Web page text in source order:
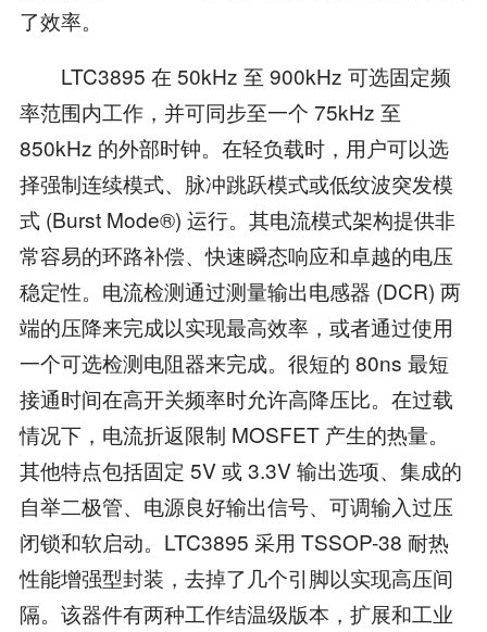
了效率。
LTC3895 在 50kHz 至 900kHz 可选固定频
率范围内工作，并可同步至一个 75kHz 至
850kHz 的外部时钟。在轻负载时，用户可以选
择强制连续模式、脉冲跳跃模式或低纹波突发模
式 (Burst Mode®) 运行。其电流模式架构提供非
常容易的环路补偿、快速瞬态响应和卓越的电压
稳定性。电流检测通过测量输出电感器 (DCR) 两
端的压降来完成以实现最高效率，或者通过使用
一个可选检测电阻器来完成。很短的 80ns 最短
接通时间在高开关频率时允许高降压比。在过载
情况下，电流折返限制 MOSFET 产生的热量。
其他特点包括固定 5V 或 3.3V 输出选项、集成的
自举二极管、电源良好输出信号、可调输入过压
闭锁和软启动。LTC3895 采用 TSSOP-38 耐热
性能增强型封装，去掉了几个引脚以实现高压间
隔。该器件有两种工作结温级版本，扩展和工业